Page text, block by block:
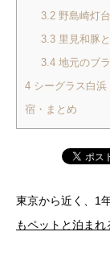
3.2野島崎灯
3.3里見和豚
3.4地元のブ
4 シーグラス白
宿・まとめ
東京から近く、1
もペットと泊まれ